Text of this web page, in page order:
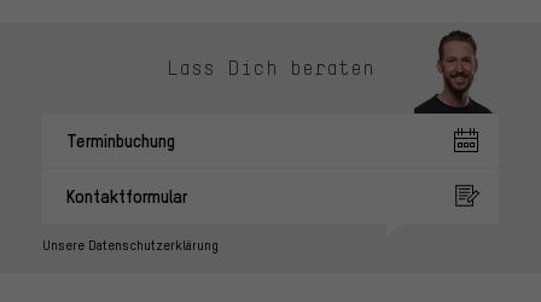
Lass Dich beraten
Terminbuchung
Kontaktformular
Unsere Datenschutzerklärung